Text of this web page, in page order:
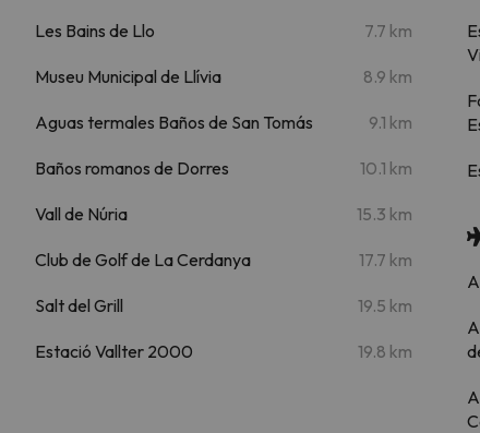
Les Bains de Llo 7.7 km
Museu Municipal de Llívia 8.9 km
Aguas termales Baños de San Tomás 9.1 km
Baños romanos de Dorres 10.1 km
Vall de Núria 15.3 km
Club de Golf de La Cerdanya 17.7 km
Salt del Grill 19.5 km
Estació Vallter 2000 19.8 km